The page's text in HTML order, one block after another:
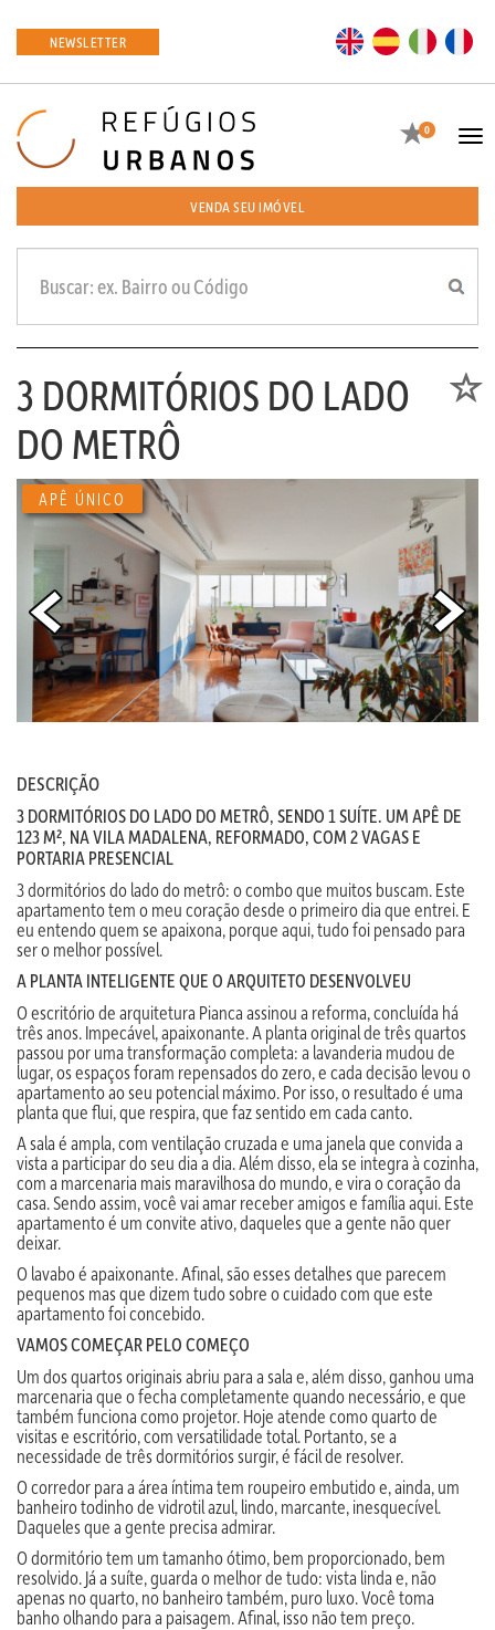
NEWSLETTER EN ES
Favoritos
0
VENDA SEU IMÓVEL
3 DORMITÓRIOS DO LADO
DO METRÔ
APÊ ÚNICO
DESCRIÇÃO
3 DORMITÓRIOS DO LADO DO METRÔ, SENDO 1 SUÍTE. UM APÊ DE
123 M², NA VILA MADALENA, REFORMADO, COM 2 VAGAS E
PORTARIA PRESENCIAL
3 dormitórios do lado do metrô: o combo que muitos buscam. Este
apartamento tem o meu coração desde o primeiro dia que entrei. E
eu entendo quem se apaixona, porque aqui, tudo foi pensado para
ser o melhor possível.
A PLANTA INTELIGENTE QUE O ARQUITETO DESENVOLVEU
O escritório de arquitetura Pianca assinou a reforma, concluída há
três anos. Impecável, apaixonante. A planta original de três quartos
passou por uma transformação completa: a lavanderia mudou de
lugar, os espaços foram repensados do zero, e cada decisão levou o
apartamento ao seu potencial máximo. Por isso, o resultado é uma
planta que flui, que respira, que faz sentido em cada canto.
A sala é ampla, com ventilação cruzada e uma janela que convida a
vista a participar do seu dia a dia. Além disso, ela se integra à cozinha,
com a marcenaria mais maravilhosa do mundo, e vira o coração da
casa. Sendo assim, você vai amar receber amigos e família aqui. Este
apartamento é um convite ativo, daqueles que a gente não quer
deixar.
O lavabo é apaixonante. Afinal, são esses detalhes que parecem
pequenos mas que dizem tudo sobre o cuidado com que este
apartamento foi concebido.
VAMOS COMEÇAR PELO COMEÇO
Um dos quartos originais abriu para a sala e, além disso, ganhou uma
marcenaria que o fecha completamente quando necessário, e que
também funciona como projetor. Hoje atende como quarto de
visitas e escritório, com versatilidade total. Portanto, se a
necessidade de três dormitórios surgir, é fácil de resolver.
O corredor para a área íntima tem roupeiro embutido e, ainda, um
banheiro todinho de vidrotil azul, lindo, marcante, inesquecível.
Daqueles que a gente precisa admirar.
O dormitório tem um tamanho ótimo, bem proporcionado, bem
resolvido. Já a suíte, guarda o melhor de tudo: vista linda e, não
apenas no quarto, no banheiro também, puro luxo. Você toma
banho olhando para a paisagem. Afinal, isso não tem preço.